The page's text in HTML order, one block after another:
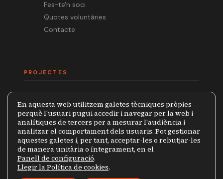
Fes-te'n soci
Quotes voluntàries
Contacte
PROJECTES
Premi Ramon Barnils
Col·lecció Periodistes
Mapa de la Censura
En aquesta web utilitzem galetes tècniques pròpies
perquè l'usuari pugui accedir i navegar per la web i
analítiques de tercers per a mesurar l'audiència i
analitzar el comportament dels usuaris. Pot gestionar
aquestes galetes i, per tant, acceptar-les o rebutjar-les
de manera unitària o íntegrament, en el
Panell de configuració.
Llegir la Política de cookies.